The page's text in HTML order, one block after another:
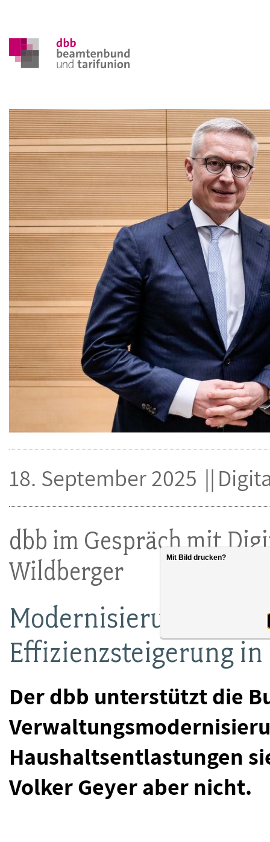
dbb im Gespräch mit
Wildberger
Effizienzsteigerung
Der dbb unterstützt die
Haushaltsentlastungen
Volker Geyer aber nicht.
18. September 2025
Mit Bild drucken?